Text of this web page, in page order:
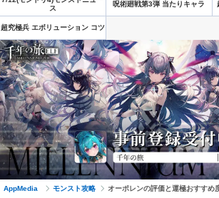
ス
呪術廻戦第3弾 当たりキャラ
超究極兵 エボリューション コツ
AppMedia モンスト攻略 オーポレンの評価と運極おすすめ